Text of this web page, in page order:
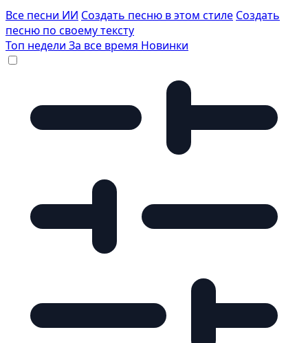
Все песни ИИ Создать песню в этом стиле Создать
песню по своему тексту
Топ недели За все время Новинки